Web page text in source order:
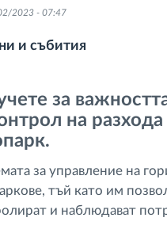
на горивото
на маршрути и
2023 - 07:47
и събития
за
на
за управление на
тъй като им
и наблюдават